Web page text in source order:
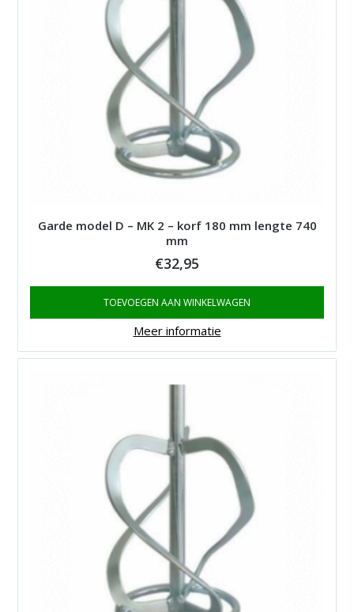
Garde model D – MK 2 – korf 180 mm lengte 740
mm
€32,95
TOEVOEGEN AAN WINKELWAGEN
Meer informatie